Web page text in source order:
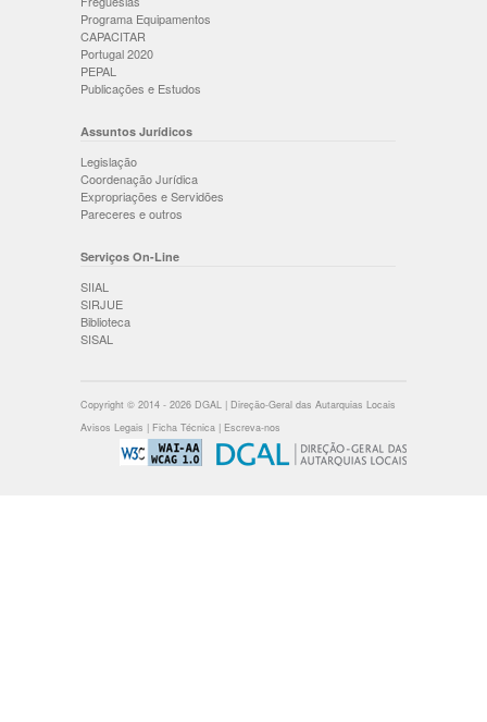
Programa Equipamentos
CAPACITAR
Portugal 2020
PEPAL
Publicações e Estudos
Assuntos Jurídicos
Legislação
Coordenação Jurídica
Expropriações e Servidões
Pareceres e outros
Serviços On-Line
SIIAL
SIRJUE
Biblioteca
SISAL
Copyright © 2014 - 2026 DGAL | Direção-Geral das Autarquias Locais
Avisos Legais | Ficha Técnica | Escreva-nos